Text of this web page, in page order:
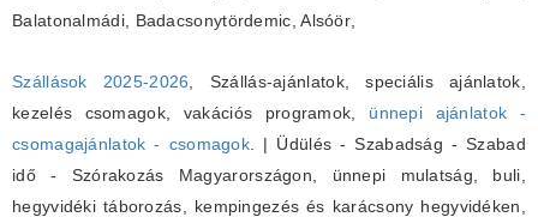
Balatonalmádi, Badacsonytördemic, Alsóör
Szállások 2025-2026 , Szállás-ajánlatok, speciális ajánlatok,
kezelés csomagok, vakációs programok, ünnepi ajánlatok -
csomagajánlatok - csomagok . | Üdülés - Szabadság - Szabad
idő - Szórakozás Magyarországon, ünnepi mulatság, buli,
hegyvidéki táborozás, kempingezés és karácsony hegyvidéken,